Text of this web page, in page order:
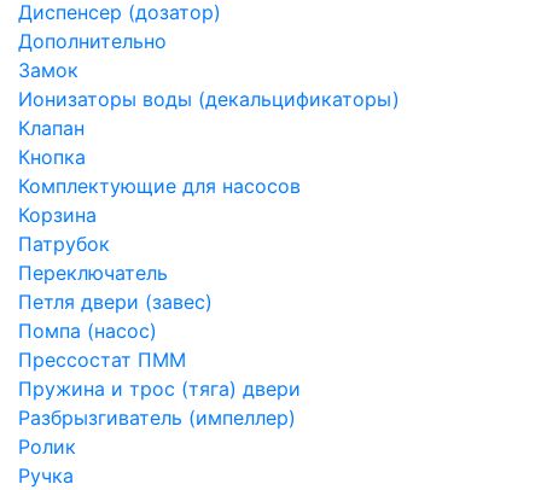
Диспенсер (дозатор)
Дополнительно
Замок
Ионизаторы воды (декальцификаторы)
Клапан
Кнопка
Комплектующие для насосов
Корзина
Патрубок
Переключатель
Петля двери (завес)
Помпа (насос)
Преcсостат ПММ
Пружина и трос (тяга) двери
Разбрызгиватель (импеллер)
Ролик
Ручка